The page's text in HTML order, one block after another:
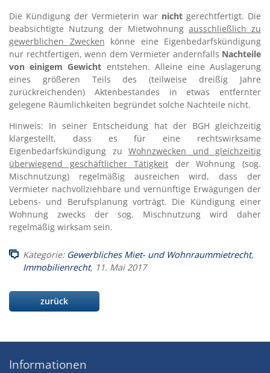
Die Kündigung der Vermieterin war nicht gerechtfertigt. Die
beabsichtigte Nutzung der Mietwohnung ausschließlich zu
gewerblichen Zwecken könne eine Eigenbedarfskündigung
nur rechtfertigen, wenn dem Vermieter andernfalls Nachteile
von einigem Gewicht entstehen. Alleine eine Auslagerung
eines größeren Teils des (teilweise dreißig Jahre
zurückreichenden) Aktenbestandes in etwas entfernter
gelegene Räumlichkeiten begründet solche Nachteile nicht.
Hinweis: In seiner Entscheidung hat der BGH gleichzeitig
klargestellt, dass es für eine rechtswirksame
Eigenbedarfskündigung zu Wohnzwecken und gleichzeitig
überwiegend geschäftlicher Tätigkeit der Wohnung (sog.
Mischnutzung) regelmäßig ausreichen wird, dass der
Vermieter nachvollziehbare und vernünftige Erwägungen der
Lebens- und Berufsplanung vorträgt. Die Kündigung einer
Wohnung zwecks der sog. Mischnutzung wird daher
regelmäßig wirksam sein.
Kategorie: Gewerbliches Miet- und Wohnraummietrecht,
Immobilienrecht, 11. Mai 2017
zurück
Informationen